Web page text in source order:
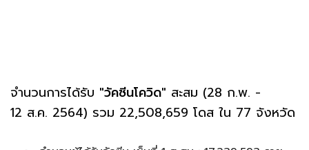
จำนวนการได้รับ "วัคซีนโควิด" สะสม (28 ก.พ. -
12 ส.ค. 2564) รวม 22,508,659 โดส ใน 77 จังหวัด